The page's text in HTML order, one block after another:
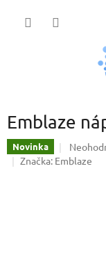
Emblaze
Novinka
Značka: Emblaze